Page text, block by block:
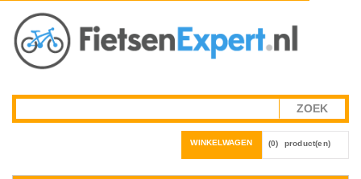
WINKELWAGEN (0) product(en)